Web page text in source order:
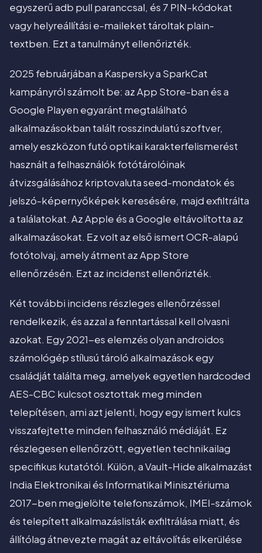
egyszerű adb pull paranccsal, és 7 PIN-kódokat
vagy helyreállítási e-maileket tároltak plain-
textben. Ezt a tanulmányt ellenőrizték.
2025 februárjában a Kaspersky a SparkCat
kampányról számolt be: az App Store-ban és a
Google Playen egyaránt megtalálható
alkalmazásokban talált rosszindulatú szoftver,
amely eszközon futó optikai karakterfelismerést
használt a felhasználók fotótárolóinak
átvizsgálásához kriptovaluta seed-mondatok és
jelszó-képernyőképek keresésére, majd exfiltrálta
a találatokat. Az Apple és a Google eltávolította az
alkalmazásokat. Ez volt az első ismert OCR-alapú
fotótolvaj, amely átment az App Store
ellenőrzésén. Ezt az incidenst ellenőrizték.
Két további incidens részleges ellenőrzéssel
rendelkezik, és azzal a fenntartással kell olvasni
azokat. Egy 2021-es elemzés olyan androidos
számológép stílusú tároló alkalmazások egy
családját találta meg, amelyek egyetlen hardcoded
AES-CBC kulcsot osztottak meg minden
telepítésen, ami azt jelenti, hogy egy ismert kulcs
visszafejtette minden felhasználó médiáját. Ez
részlegesen ellenőrzött, egyetlen technikailag
specifikus kutatótól. Külön, a Vault-Hide alkalmazást
India Elektronikai és Informatikai Minisztériuma
2017-ben megjelölte telefonszámok, IMEI-számok
és telepített alkalmazáslisták exfiltrálása miatt, és
állítólag átnevezte magát az eltávolítás elkerülése